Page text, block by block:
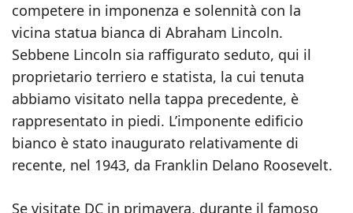
competere in imponenza e solennità con la
vicina statua bianca di Abraham Lincoln.
Sebbene Lincoln sia raffigurato seduto, qui il
proprietario terriero e statista, la cui tenuta
abbiamo visitato nella tappa precedente, è
rappresentato in piedi. L’imponente edificio
bianco è stato inaugurato relativamente di
recente, nel 1943, da Franklin Delano Roosevelt.
Se visitate DC in primavera, durante il famoso